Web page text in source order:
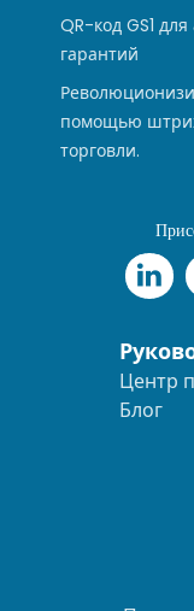
QR-код GS1
гарантий
помощью
торговли.
Центр
Блог